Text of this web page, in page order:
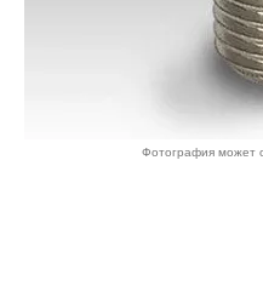
Фотография может